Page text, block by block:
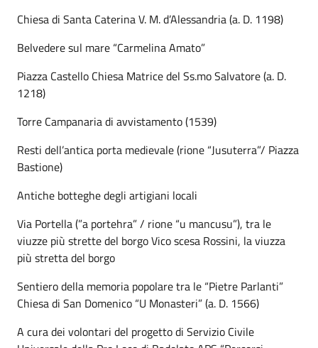
Chiesa di Santa Caterina V. M. d’Alessandria (a. D. 1198)
Belvedere sul mare “Carmelina Amato”
Piazza Castello Chiesa Matrice del Ss.mo Salvatore (a. D.
1218)
Torre Campanaria di avvistamento (1539)
Resti dell’antica porta medievale (rione “Jusuterra”/ Piazza
Bastione)
Antiche botteghe degli artigiani locali
Via Portella (”a portehra” / rione “u mancusu”), tra le
viuzze più strette del borgo Vico scesa Rossini, la viuzza
più stretta del borgo
Sentiero della memoria popolare tra le “Pietre Parlanti”
Chiesa di San Domenico “U Monasteri” (a. D. 1566)
A cura dei volontari del progetto di Servizio Civile